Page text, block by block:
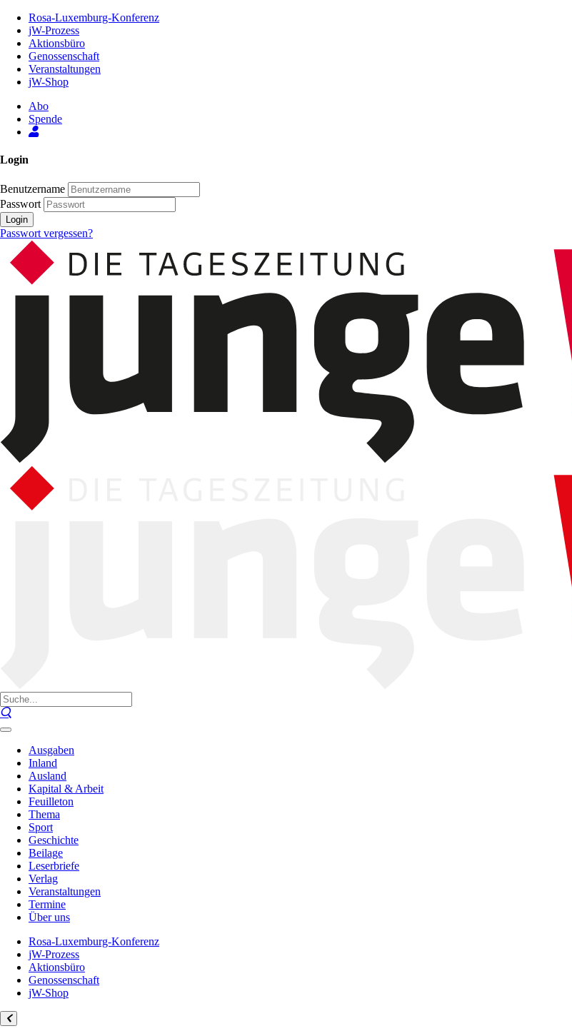
Inhalt
Seite
Rosa-Luxemburg-Konferenz
jW-Prozess
Aktionsbüro
Genossenschaft
Veranstaltungen
jW-Shop
Abo
Spende
Login
Benutzername
Passwort
Login
Passwort vergessen?
Ausgaben
Inland
Ausland
Kapital & Arbeit
Feuilleton
Thema
Sport
Geschichte
Beilage
Leserbriefe
Verlag
Veranstaltungen
Termine
Über uns
Rosa-Luxemburg-Konferenz
jW-Prozess
Aktionsbüro
Genossenschaft
jW-Shop